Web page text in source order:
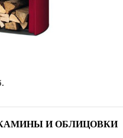
И ОБЛИЦОВКИ